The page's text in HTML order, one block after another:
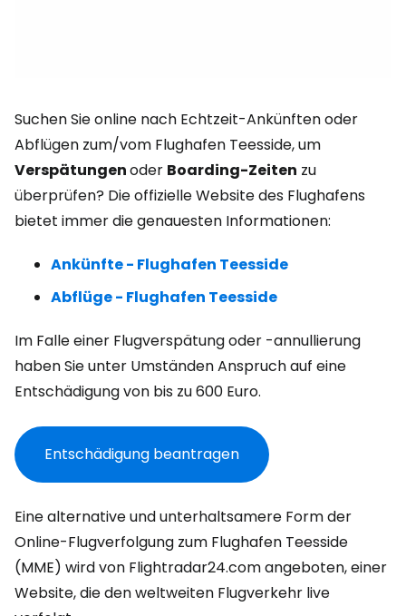
Suchen Sie online nach Echtzeit-Ankünften oder
Abflügen zum/vom Flughafen Teesside, um
Verspätungenoder Boarding-Zeiten zu
überprüfen? Die offizielle Website des Flughafens
bietet immer die genauesten Informationen:
Ankünfte - Flughafen Teesside
Abflüge - Flughafen Teesside
Im Falle einer Flugverspätung oder -annullierung
haben Sie unter Umständen Anspruch auf eine
Entschädigung von bis zu 600 Euro.
Entschädigung beantragen
Eine alternative und unterhaltsamere Form der
Online-Flugverfolgung zum Flughafen Teesside
(MME) wird von Flightradar24.com angeboten, einer
Website, die den weltweiten Flugverkehr live